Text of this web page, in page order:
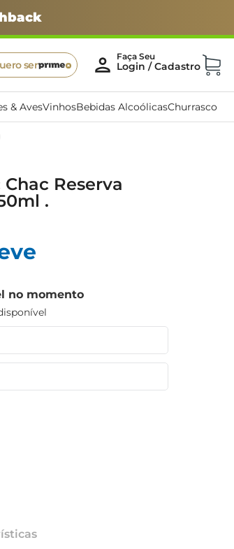
ser
& AvesVinhosBebidas AlcoólicasChurrasco
Reserva
.
no momento